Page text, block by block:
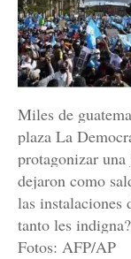
Miles de
plaza La
protagonizar una
dejaron como
las instalaciones
tanto les
Fotos: AFP/AP